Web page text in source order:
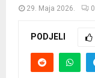
29. Maja 2026. 0
PODJELI